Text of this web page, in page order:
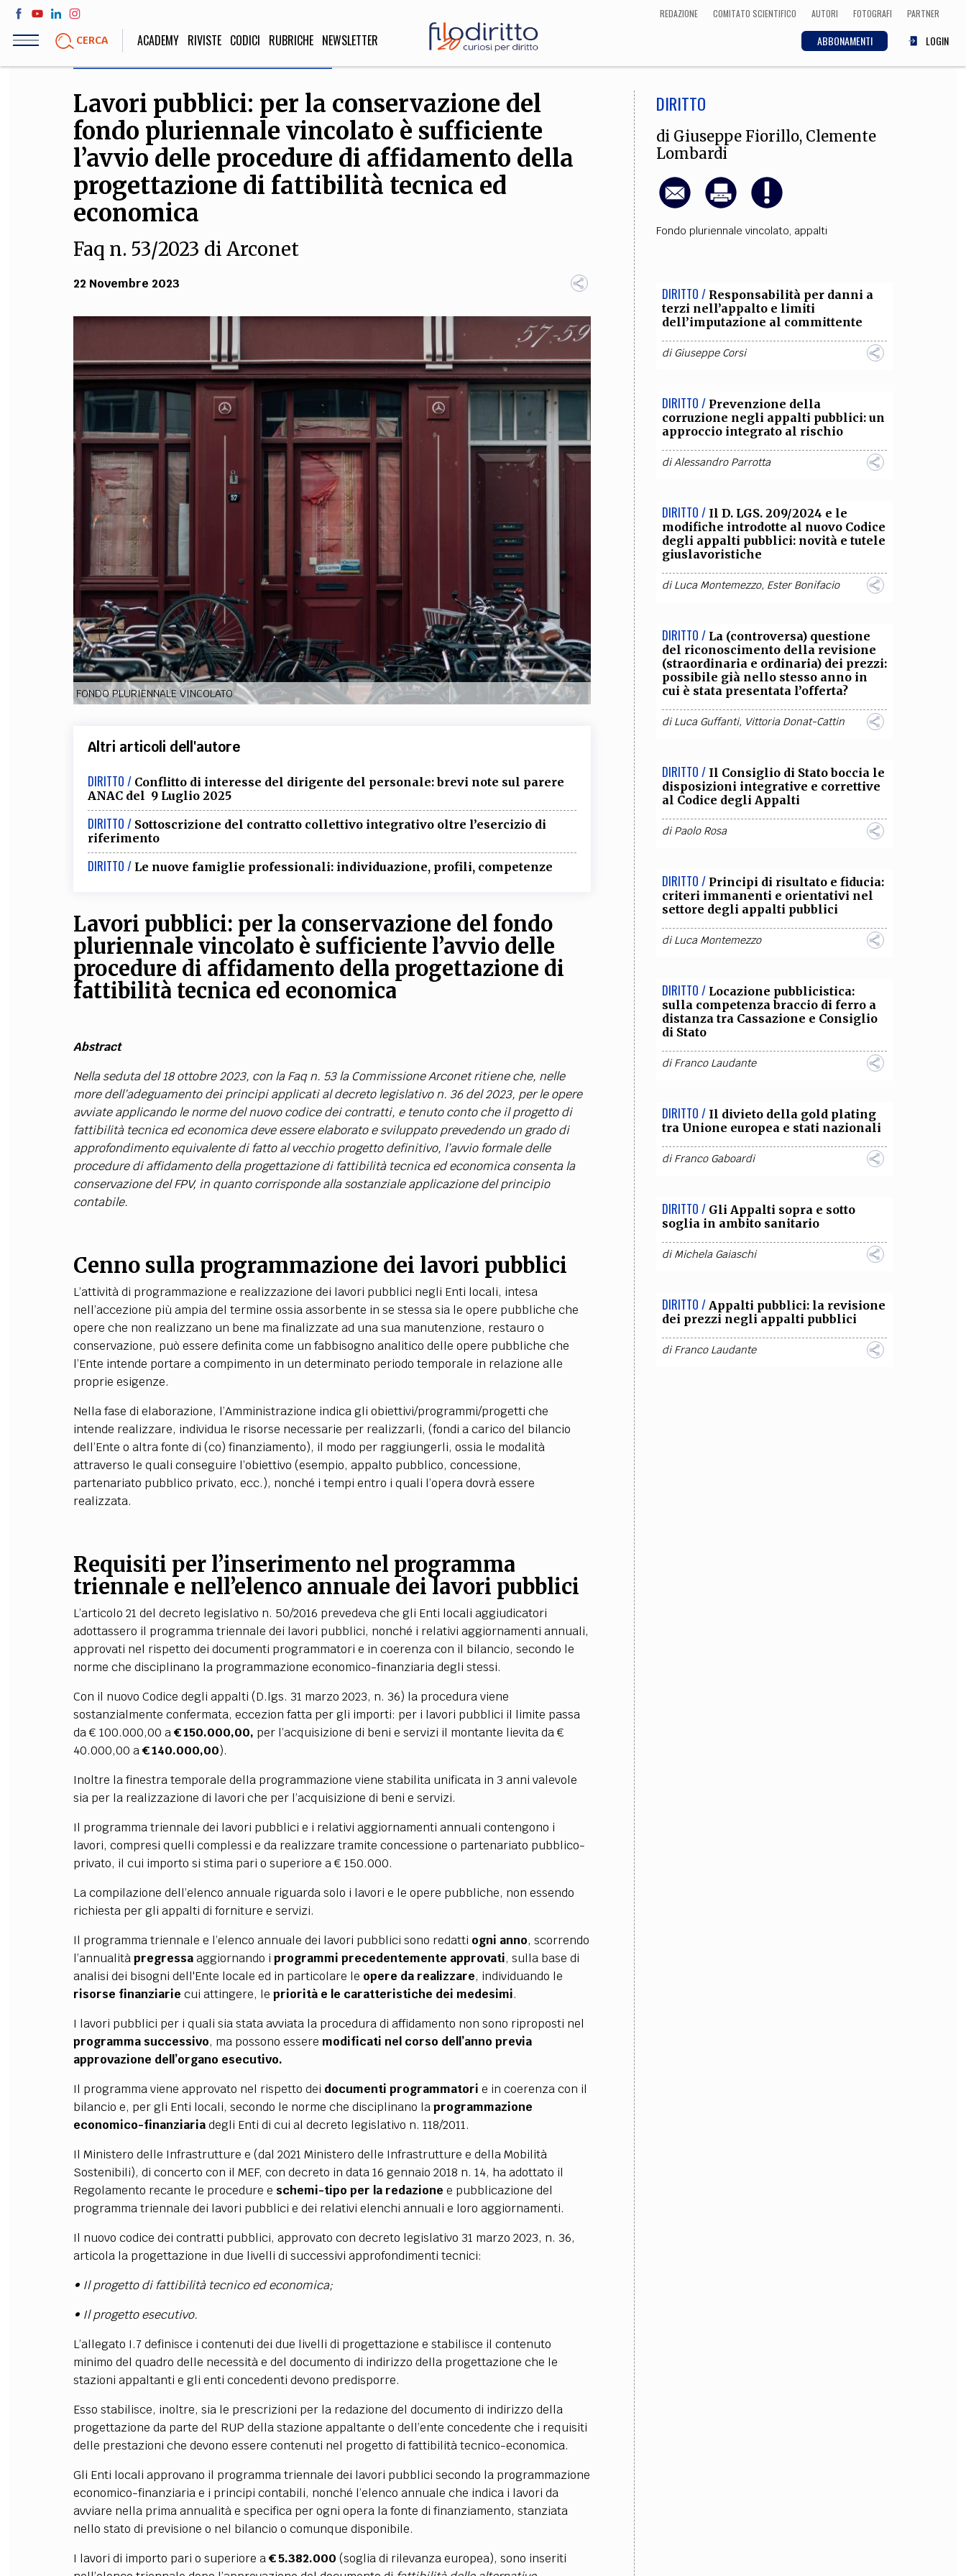
Salta
contenuto
REDAZIONE COMITATO SCIENTIFICO AUTORI FOTOGRAFI PARTNER
CERCA ABBONAMENTI LOGIN
ACADEMY RIVISTE CODICI RUBRICHE NEWSLETTER
LIFE STYLE
Sport, Cucina, Viaggi,
Moda
SOCIETÀ
Politica, Attualità,
Educazione, Lavoro, Esteri
DIRITTO ECONOMIA
Matematica, Fisica,
Biologia, Cifrematica,
Scienze storiche,
CULTURA
Arte, Cinema, Musica,
COMITATO SCIENTIFICO CURATORI COLLABORA CON NOI
EXTRA
CODICI RUBRICHE LIBRI PROCEEDINGS PUBBLICITÀ CONTATTI
SOCIAL MEDIA
Lavori pubblici: per la conservazione del
fondo pluriennale vincolato è sufficiente
l’avvio delle procedure di affidamento della
progettazione di fattibilità tecnica ed
economica
Faq n. 53/2023 di Arconet
22 Novembre 2023
FONDO PLURIENNALE VINCOLATO
Altri articoli dell'autore
DIRITTO / Conflitto di interesse del dirigente del personale: brevi note sul parere
ANAC del 9 Luglio 2025
DIRITTO / Sottoscrizione del contratto collettivo integrativo oltre l’esercizio di
riferimento
DIRITTO / Le nuove famiglie professionali: individuazione, profili, competenze
Lavori pubblici: per la conservazione del fondo
pluriennale vincolato è sufficiente l’avvio delle
procedure di affidamento della progettazione di
fattibilità tecnica ed economica
Abstract
Nella seduta del 18 ottobre 2023, con la Faq n. 53 la Commissione Arconet ritiene che, nelle
more dell’adeguamento dei principi applicati al decreto legislativo n. 36 del 2023, per le opere
avviate applicando le norme del nuovo codice dei contratti, e tenuto conto che il progetto di
fattibilità tecnica ed economica deve essere elaborato e sviluppato prevedendo un grado di
approfondimento equivalente di fatto al vecchio progetto definitivo, l’avvio formale delle
procedure di affidamento della progettazione di fattibilità tecnica ed economica consenta la
conservazione del FPV, in quanto corrisponde alla sostanziale applicazione del principio
contabile.
Cenno sulla programmazione dei lavori pubblici
L’attività di programmazione e realizzazione dei lavori pubblici negli Enti locali, intesa
nell’accezione più ampia del termine ossia assorbente in se stessa sia le opere pubbliche che
opere che non realizzano un bene ma finalizzate ad una sua manutenzione, restauro o
conservazione, può essere definita come un fabbisogno analitico delle opere pubbliche che
l’Ente intende portare a compimento in un determinato periodo temporale in relazione alle
proprie esigenze.
Nella fase di elaborazione, l’Amministrazione indica gli obiettivi/programmi/progetti che
intende realizzare, individua le risorse necessarie per realizzarli, (fondi a carico del bilancio
dell’Ente o altra fonte di (co) finanziamento), il modo per raggiungerli, ossia le modalità
attraverso le quali conseguire l’obiettivo (esempio, appalto pubblico, concessione,
partenariato pubblico privato, ecc.), nonché i tempi entro i quali l’opera dovrà essere
realizzata.
Requisiti per l’inserimento nel programma
triennale e nell’elenco annuale dei lavori pubblici
L’articolo 21 del decreto legislativo n. 50/2016 prevedeva che gli Enti locali aggiudicatori
adottassero il programma triennale dei lavori pubblici, nonché i relativi aggiornamenti annuali,
approvati nel rispetto dei documenti programmatori e in coerenza con il bilancio, secondo le
norme che disciplinano la programmazione economico-finanziaria degli stessi.
Con il nuovo Codice degli appalti (D.lgs. 31 marzo 2023, n. 36) la procedura viene
sostanzialmente confermata, eccezion fatta per gli importi: per i lavori pubblici il limite passa
da € 100.000,00 a€ 150.000,00, per l’acquisizione di beni e servizi il montante lievita da €
40.000,00 a€ 140.000,00).
Inoltre la finestra temporale della programmazione viene stabilita unificata in 3 anni valevole
sia per la realizzazione di lavori che per l’acquisizione di beni e servizi.
Il programma triennale dei lavori pubblici e i relativi aggiornamenti annuali contengono i
lavori, compresi quelli complessi e da realizzare tramite concessione o partenariato pubblico-
privato, il cui importo si stima pari o superiore a € 150.000.
La compilazione dell’elenco annuale riguarda solo i lavori e le opere pubbliche, non essendo
richiesta per gli appalti di forniture e servizi.
Il programma triennale e l’elenco annuale dei lavori pubblici sono redatti ogni anno, scorrendo
l’annualitàpregressaaggiornando i programmi precedentemente approvati, sulla base di
analisi dei bisogni dell'Ente locale ed in particolare le opere da realizzare, individuando le
risorse finanziarie cui attingere, le priorità e le caratteristiche dei medesimi.
I lavori pubblici per i quali sia stata avviata la procedura di affidamento non sono riproposti nel
programma successivo, ma possono essere modificati nel corso dell’anno previa
approvazione dell’organo esecutivo.
Il programma viene approvato nel rispetto dei documenti programmatori e in coerenza con il
bilancio e, per gli Enti locali, secondo le norme che disciplinano laprogrammazione
economico-finanziariadegli Enti di cui al decreto legislativo n. 118/2011.
Il Ministero delle Infrastrutture e (dal 2021 Ministero delle Infrastrutture e della Mobilità
Sostenibili), di concerto con il MEF, con decreto in data 16 gennaio 2018 n. 14, ha adottato il
Regolamento recante le procedure e schemi-tipo per la redazione e pubblicazione del
programma triennale dei lavori pubblici e dei relativi elenchi annuali e loro aggiornamenti.
Il nuovo codice dei contratti pubblici, approvato con decreto legislativo 31 marzo 2023, n. 36,
articola la progettazione in due livelli di successivi approfondimenti tecnici:
• Il progetto di fattibilità tecnico ed economica;
• Il progetto esecutivo.
L’allegato I.7 definisce i contenuti dei due livelli di progettazione e stabilisce il contenuto
minimo del quadro delle necessità e del documento di indirizzo della progettazione che le
stazioni appaltanti e gli enti concedenti devono predisporre.
Esso stabilisce, inoltre, sia le prescrizioni per la redazione del documento di indirizzo della
progettazione da parte del RUP della stazione appaltante o dell’ente concedente che i requisiti
delle prestazioni che devono essere contenuti nel progetto di fattibilità tecnico-economica.
Gli Enti locali approvano il programma triennale dei lavori pubblici secondo la programmazione
economico-finanziaria e i principi contabili, nonché l’elenco annuale che indica i lavori da
avviare nella prima annualità e specifica per ogni opera la fonte di finanziamento, stanziata
nello stato di previsione o nel bilancio o comunque disponibile.
I lavori di importo pari o superiore a€ 5.382.000 (soglia di rilevanza europea), sono inseriti
DIRITTO
di Giuseppe Fiorillo, Clemente
Lombardi
Fondo pluriennale vincolato, appalti
DIRITTO / Responsabilità per danni a
terzi nell’appalto e limiti
dell’imputazione al committente
diGiuseppe Corsi
DIRITTO / Prevenzione della
corruzione negli appalti pubblici: un
approccio integrato al rischio
diAlessandro Parrotta
DIRITTO / Il D. LGS. 209/2024 e le
modifiche introdotte al nuovo Codice
degli appalti pubblici: novità e tutele
giuslavoristiche
diLuca Montemezzo, Ester Bonifacio
DIRITTO / La (controversa) questione
del riconoscimento della revisione
(straordinaria e ordinaria) dei prezzi:
possibile già nello stesso anno in
cui è stata presentata l’offerta?
diLuca Guffanti, Vittoria Donat-Cattin
DIRITTO / Il Consiglio di Stato boccia le
disposizioni integrative e correttive
al Codice degli Appalti
diPaolo Rosa
DIRITTO / Principi di risultato e fiducia:
criteri immanenti e orientativi nel
settore degli appalti pubblici
diLuca Montemezzo
DIRITTO / Locazione pubblicistica:
sulla competenza braccio di ferro a
distanza tra Cassazione e Consiglio
di Stato
diFranco Laudante
DIRITTO / Il divieto della gold plating
tra Unione europea e stati nazionali
diFranco Gaboardi
DIRITTO / Gli Appalti sopra e sotto
soglia in ambito sanitario
diMichela Gaiaschi
DIRITTO / Appalti pubblici: la revisione
dei prezzi negli appalti pubblici
diFranco Laudante